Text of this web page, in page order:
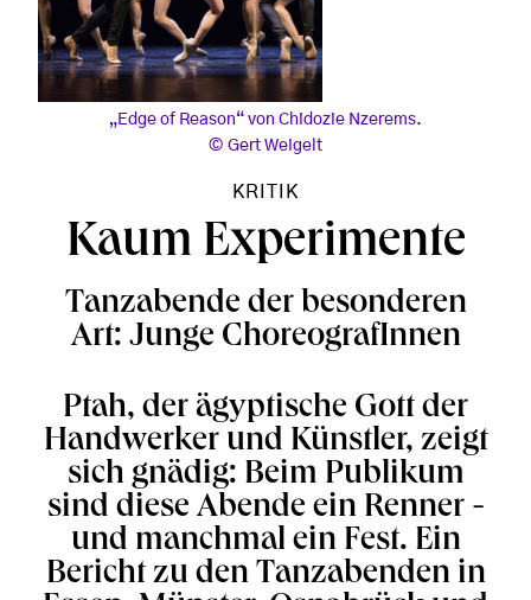
„Edge of Reason“ von Chidozie Nzerems.
Gert Weigelt
KRITIK
Kaum Experimente
Tanzabende der besonderen
Art: Junge ChoreografInnen
Ptah, der ägyptische Gott der
Handwerker und Künstler, zeigt
sich gnädig: Beim Publikum
sind diese Abende ein Renner -
und manchmal ein Fest. Ein
Bericht zu den Tanzabenden in